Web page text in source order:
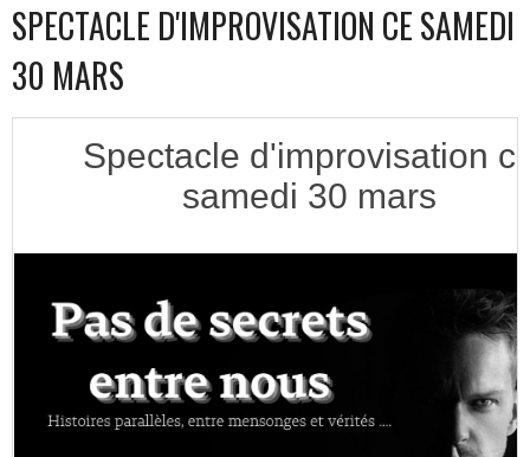
SPECTACLE D'IMPROVISATION CE SAMEDI
30 MARS